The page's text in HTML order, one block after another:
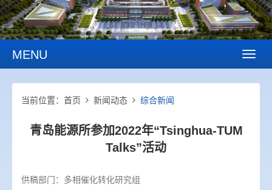
MENU
当前位置： 首页 新闻动态 综合新闻
青岛能源所参加2022年“Tsinghua-TUM
Talks”活动
供稿部门： 多相催化转化研究组